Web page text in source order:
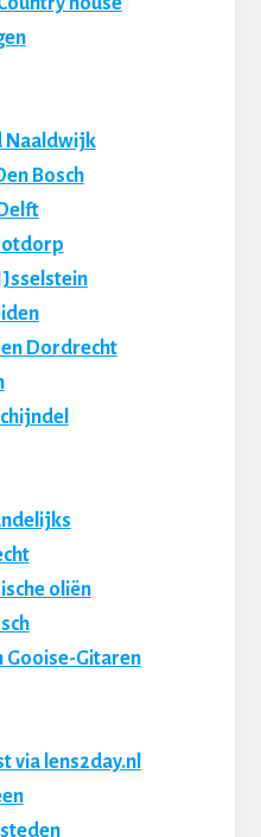
Naaldwijk
Bosch
Dordrecht
oliën
Gooise-Gitaren
via lens2day.nl